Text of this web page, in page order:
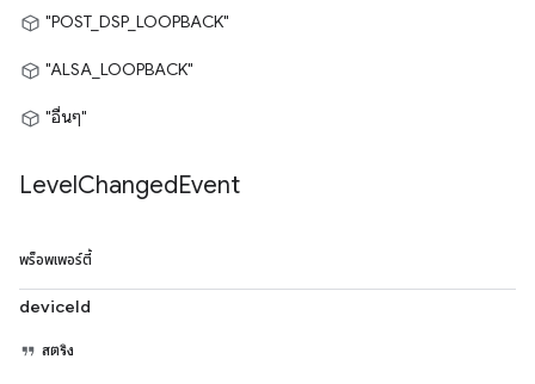
"POST_DSP_LOOPBACK"
"ALSA_LOOPBACK"
"อื่นๆ"
LevelChangedEvent
พร็อพเพอร์ตี้
deviceId
สตริง